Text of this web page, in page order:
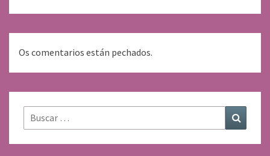
Os comentarios están pechados.
Buscar: